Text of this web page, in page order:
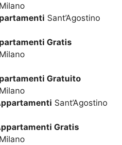
Sant’Agostino
Gratis
Gratuito
Sant’Agostino
Gratis